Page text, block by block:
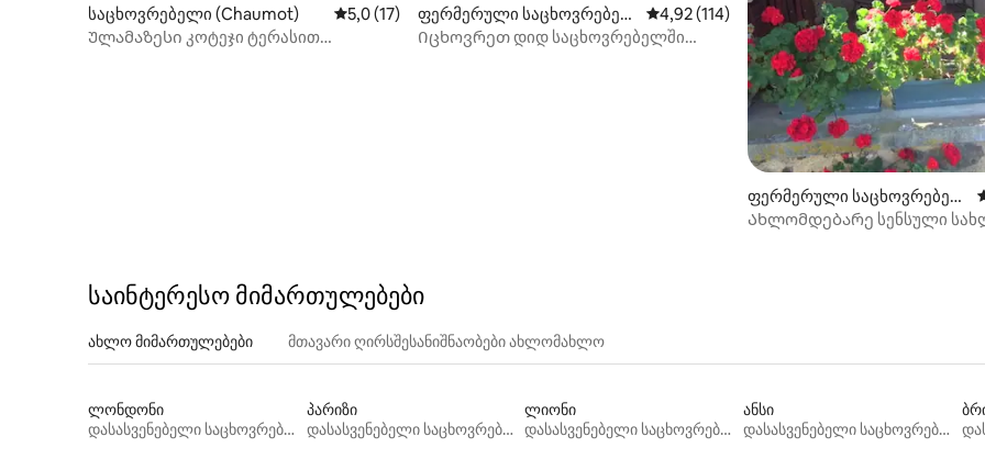
საცხოვრებელი (Chaumot) საშუალო შეფასებაა 5‑დან 5,0, 17 მიმოხილვა
5,0 (17)
Ულამაზესი კოტეჯი ტერასით
ფერმერული საცხოვრებელ
ი (Saint-Julien-du-Sault)
საშუალო შეფასებაა 5‑დან 4,92, 114
4,92 (114)
Იცხოვრეთ დიდ საცხოვრებელში
ფერმერული საცხოვრებელ
ი (Égriselles-le-Bocage)
Ახლომდებარე სენსული
საინტერესო მიმართულებები
ახლო მიმართულებები მთავარი ღირსშესანიშნაობები ახლომახლო
ლონდონი
დასასვენებელი საცხოვრებლები
პარიზი
დასასვენებელი საცხოვრებლები
ლიონი
დასასვენებელი საცხოვრებლები
ანსი
დასასვენებელი საცხოვრებლები